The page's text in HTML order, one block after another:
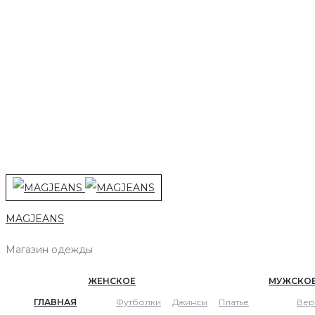
MAGJEANS
Магазин одежды
ГЛАВНАЯ
ЖЕНСКОЕ
Футболки
Джинсы Платье